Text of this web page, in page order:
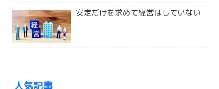
安定だけを求めて経営はしていない
人気記事